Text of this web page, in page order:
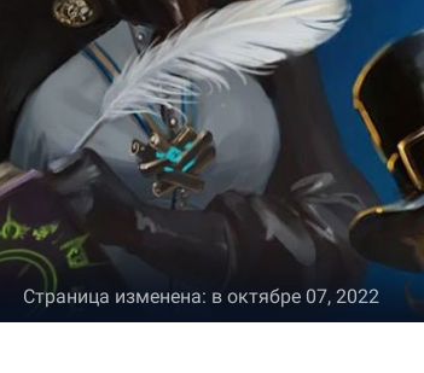
Страница изменена: в октябре 07, 2022